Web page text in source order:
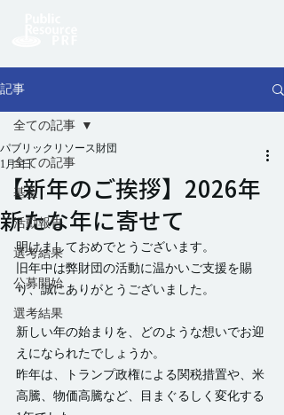
記事
全ての記事
基金
活動報告
選考結果
公募開始
選考結果
全ての記事
【新年のご挨拶】2026年
新たな年に寄せて
パブリックリソース財団
1月5日
明けましておめでとうございます。
旧年中は弊財団の活動に温かいご支援を賜
り、誠にありがとうございました。
新しい年の始まりを、どのような想いでお迎
えになられたでしょうか。
昨年は、トランプ政権による関税措置や、米
高騰、物価高騰など、目まぐるしく変化する